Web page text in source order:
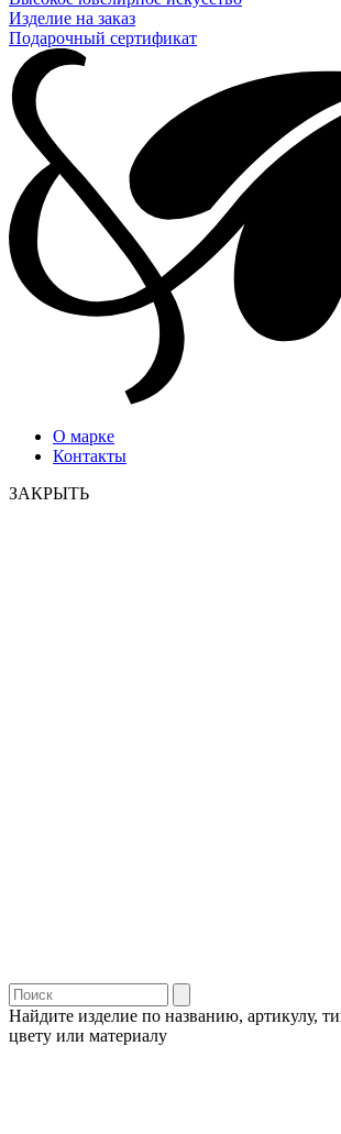
Изделие на заказ
Подарочный сертификат
О марке
Контакты
ЗАКРЫТЬ
Найдите изделие по названию, артикулу,
цвету или материалу